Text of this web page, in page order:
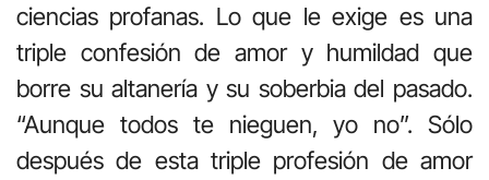
ciencias profanas. Lo que le exige es una
triple confesión de amor y humildad que
borre su altanería y su soberbia del pasado.
“Aunque todos te nieguen, yo no”. Sólo
después de esta triple profesión de amor